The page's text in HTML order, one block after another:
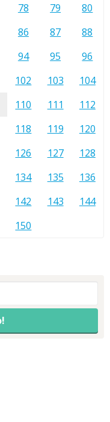
78 79
80
86 87
88
94 95
96
102 103
104
110 111
112
118 119
120
126 127
128
134 135
136
142 143
144
150